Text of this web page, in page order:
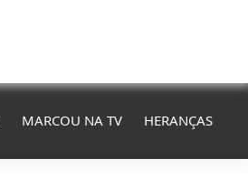
MARCOU NA TV HERANÇAS